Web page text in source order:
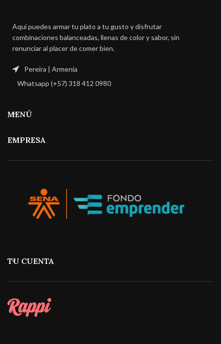
Aquí puedes armar tu plato a tu gusto y disfrutar
combinaciones balanceadas, llenas de color y sabor, sin
renunciar al placer de comer bien.
Pereira | Armenia
Whatsapp (+57) 318 412 0980
MENÚ
EMPRESA
TU CUENTA